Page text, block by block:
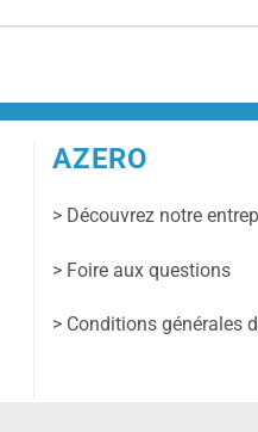
AZERO
> Découvrez notre
> Foire aux questions
> Conditions générales